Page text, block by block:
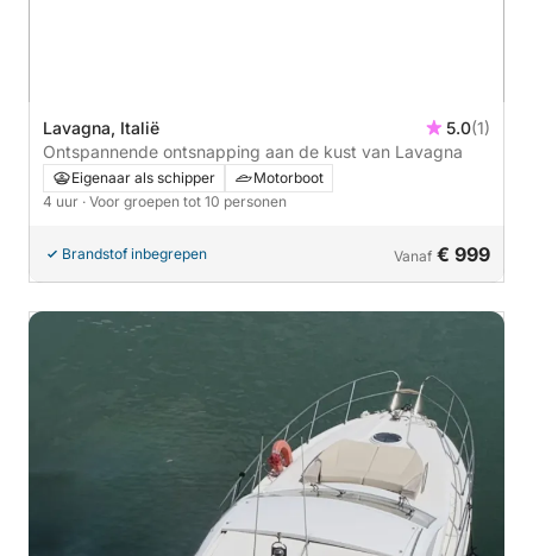
Lavagna, Italië 5.0(1)
Ontspannende ontsnapping aan de kust van Lavagna
Eigenaar als schipper
Motorboot
4 uur · Voor groepen tot 10 personen
Brandstof inbegrepen Vanaf € 999